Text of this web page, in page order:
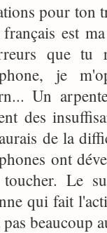
pour ton
est
que tu
je
Un
des
de la
ont
Le
qui fait
pas beaucoup